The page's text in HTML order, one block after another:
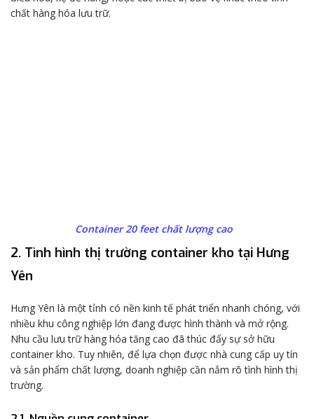
chất hàng hóa lưu trữ.
Container 20 feet chất lượng cao
2. Tình hình thị trường container kho tại Hưng
Yên
Hưng Yên là một tỉnh có nền kinh tế phát triển nhanh chóng, với
nhiều khu công nghiệp lớn đang được hình thành và mở rộng.
Nhu cầu lưu trữ hàng hóa tăng cao đã thúc đẩy sự sở hữu
container kho. Tuy nhiên, để lựa chọn được nhà cung cấp uy tín
và sản phẩm chất lượng, doanh nghiệp cần nắm rõ tình hình thị
trường.